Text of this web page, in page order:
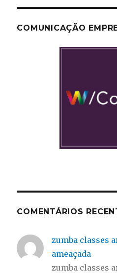
COMUNICAÇÃO
COMENTÁRIOS
zumba classes
ameaçada
zumba classes